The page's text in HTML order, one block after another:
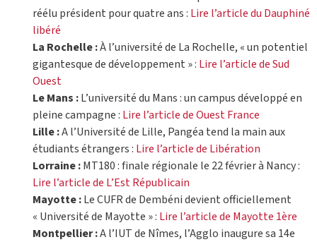
réélu président pour quatre ans : Lire l’article du Dauphiné
libéré
La Rochelle :À l’université de La Rochelle, « un potentiel
gigantesque de développement » : Lire l’article de Sud
Ouest
Le Mans :L’université du Mans : un campus développé en
pleine campagne : Lire l’article de Ouest France
Lille :A l’Université de Lille, Pangéa tend la main aux
étudiants étrangers : Lire l’article de Libération
Lorraine :MT180 : finale régionale le 22 février à Nancy :
Lire l’article de L’Est Républicain
Mayotte :Le CUFR de Dembéni devient officiellement
« Université de Mayotte » : Lire l’article de Mayotte 1ère
Montpellier :A l’IUT de Nîmes, l’Agglo inaugure sa 14e